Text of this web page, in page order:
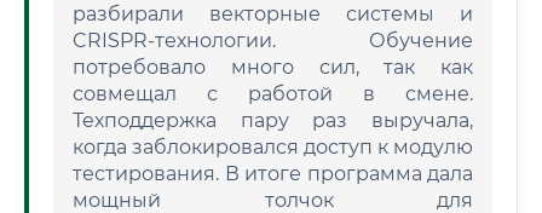
разбирали векторные системы и
CRISPR-технологии. Обучение
потребовало много сил, так как
совмещал с работой в смене.
Техподдержка пару раз выручала,
когда заблокировался доступ к модулю
тестирования. В итоге программа дала
мощный толчок для